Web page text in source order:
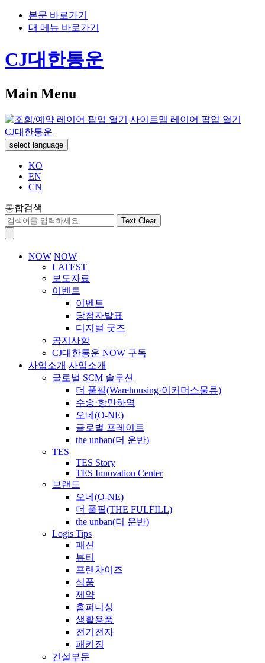
본문 바로가기
대 메뉴 바로가기
CJ대한통운
Main Menu
사이트맵 레이어 팝업 열기
CJ대한통운
select language
KO
EN
CN
통합검색
Text Clear
NOW NOW
LATEST
보도자료
이벤트
이벤트
당첨자발표
디지털 굿즈
공지사항
CJ대한통운 NOW 구독
사업소개 사업소개
글로벌 SCM 솔루션
더 풀필(Warehousing·이커머스물류)
수송·항만하역
오네(O-NE)
글로벌 프레이트
the unban(더 운반)
TES
TES Story
TES Innovation Center
브랜드
오네(O-NE)
더 풀필(THE FULFILL)
the unban(더 운반)
Logis Tips
패션
뷰티
프랜차이즈
식품
제약
홈퍼니싱
생활용품
전기전자
패키징
건설부문